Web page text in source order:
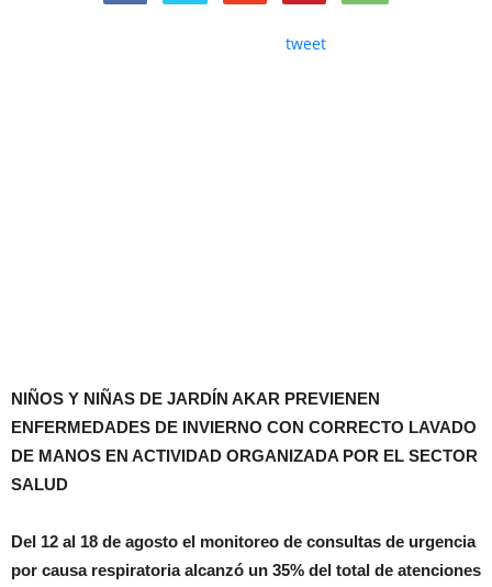
tweet
NIÑOS Y NIÑAS DE JARDÍN AKAR PREVIENEN
ENFERMEDADES DE INVIERNO CON CORRECTO LAVADO
DE MANOS EN ACTIVIDAD ORGANIZADA POR EL SECTOR
SALUD
Del 12 al 18 de agosto el monitoreo de consultas de urgencia
por causa respiratoria alcanzó un 35% del total de atenciones